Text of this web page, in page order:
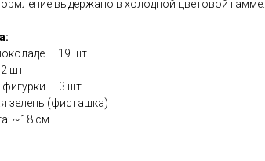
выдержано в холодной цветовой гамме.
— 19 шт
шт
— 3 шт
зелень (фисташка)
~18 см